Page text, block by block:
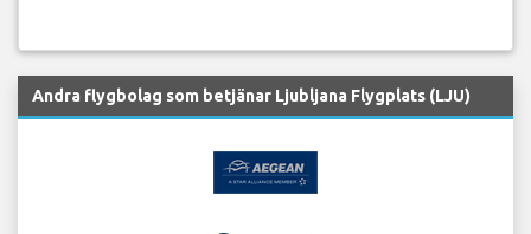
Andra flygbolag som betjänar Ljubljana Flygplats (LJU)